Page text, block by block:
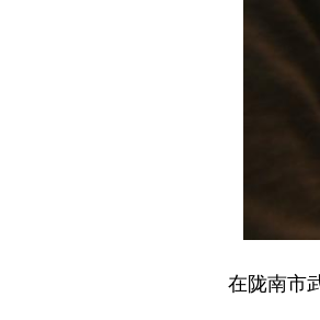
在陇南市武